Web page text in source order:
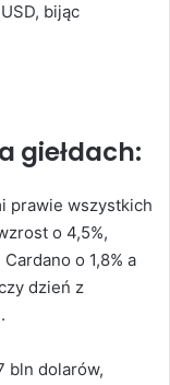
bijąc
giełdach:
prawie wszystkich
o 4,5%,
o 1,8% a
dzień z
bln dolarów,